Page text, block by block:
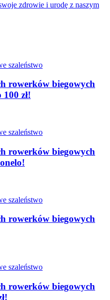
szaleństwo
rowerków biegowych
zł!
szaleństwo
rowerków biegowych
szaleństwo
rowerków biegowych
szaleństwo
rowerków biegowych